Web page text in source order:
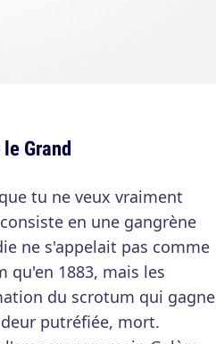
Grand
tu ne veux vraiment
en une gangrène
ne s'appelait pas comme
qu'en 1883, mais les
du scrotum qui gagne
putréfiée, mort.